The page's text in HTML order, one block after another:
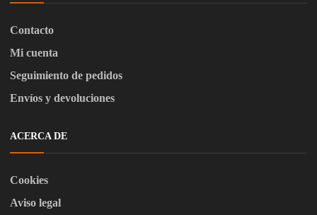
Contacto
Mi cuenta
Seguimiento de pedidos
Envíos y devoluciones
ACERCA DE
Cookies
Aviso legal